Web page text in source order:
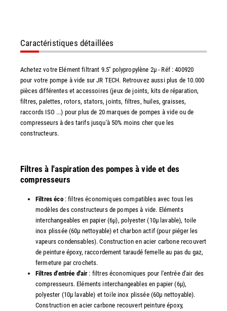
Caractéristiques détaillées
Achetez votre Elément filtrant 9.5'' polypropylène 2µ - Réf : 400920
pour votre pompe à vide sur JR TECH. Retrouvez aussi plus de 10.000
pièces différentes et accessoires (jeux de joints, kits de réparation,
filtres, palettes, rotors, stators, joints, filtres, huiles, graisses,
raccords ISO ...) pour plus de 20 marques de pompes à vide ou de
compresseurs à des tarifs jusqu'à 50% moins cher que les
constructeurs.
Filtres à l'aspiration des pompes à vide et des
compresseurs
Filtres éco: filtres économiques compatibles avec tous les
modèles des constructeurs de pompes à vide. Eléments
interchangeables en papier (6µ), polyester (10µ lavable), toile
inox plissée (60µ nettoyable) et charbon actif (pour piéger les
vapeurs condensables). Construction en acier carbone recouvert
de peinture époxy, raccordement taraudé femelle au pas du gaz,
fermeture par crochets.
Filtres d'entrée d'air : filtres économiques pour l'entrée d'air des
compresseurs. Eléments interchangeables en papier (6µ),
polyester (10µ lavable) et toile inox plissée (60µ nettoyable).
Construction en acier carbone recouvert peinture époxy,